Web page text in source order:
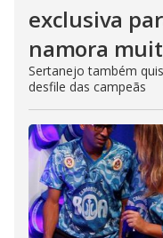
exclusiva
namora
Sertanejo também
desfile das campeãs